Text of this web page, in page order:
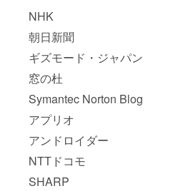
NHK
朝日新聞
ギズモード・ジャパン
窓の杜
Symantec Norton Blog
アプリオ
アンドロイダー
NTTドコモ
SHARP